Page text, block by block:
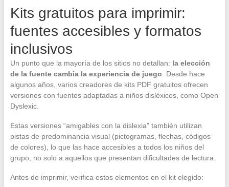
Kits gratuitos para imprimir:
fuentes accesibles y formatos
inclusivos
Un punto que la mayoría de los sitios no detallan: la elección
de la fuente cambia la experiencia de juego. Desde hace
algunos años, varios creadores de kits PDF gratuitos ofrecen
versiones con fuentes adaptadas a niños disléxicos, como Open
Dyslexic.
Estas versiones “amigables con la dislexia” también utilizan
pistas de predominancia visual (pictogramas, flechas, códigos
de colores), lo que las hace accesibles a todos los niños del
grupo, no solo a aquellos que presentan dificultades de lectura.
Antes de imprimir, verifica estos elementos en el kit elegido: